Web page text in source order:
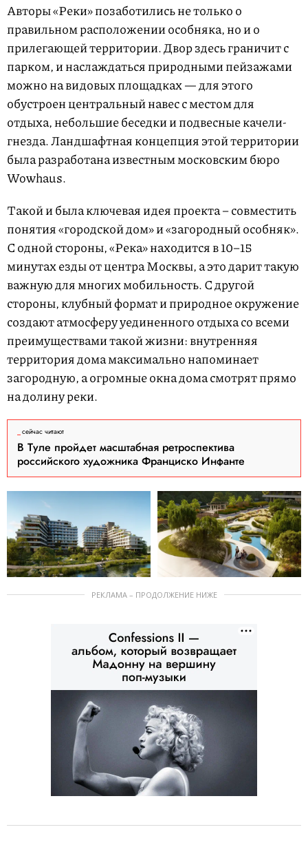
Авторы «Реки» позаботились не только о
правильном расположении особняка, но и о
прилегающей территории. Двор здесь граничит с
парком, и наслаждаться природными пейзажами
можно на видовых площадках — для этого
обустроен центральный навес с местом для
отдыха, небольшие беседки и подвесные качели-
гнезда. Ландшафтная концепция этой территории
была разработана известным московским бюро
Wowhaus.
Такой и была ключевая идея проекта – совместить
понятия «городской дом» и «загородный особняк».
С одной стороны, «Река» находится в 10–15
минутах езды от центра Москвы, а это дарит такую
важную для многих мобильность. С другой
стороны, клубный формат и природное окружение
создают атмосферу уединенного отдыха со всеми
преимуществами такой жизни: внутренняя
территория дома максимально напоминает
загородную, а огромные окна дома смотрят прямо
на долину реки.
сейчас читают
В Туле пройдет масштабная ретроспектива
российского художника Франциско Инфанте
РЕКЛАМА – ПРОДОЛЖЕНИЕ НИЖЕ